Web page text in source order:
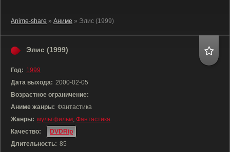
Anime-share » Аниме » Элис (1999)
Элис (1999)
Год: 1999
Дата выхода: 2000-02-05
Возрастное ограничение:
Аниме жанры: Фантастика
Жанры: мультфильм, Фантастика
Качество:
DVDRip
Длительность: 85